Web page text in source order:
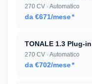
270 CV · Automatico
da €671/mese*
TONALE 1.3 Plug-
270 CV · Automatico
da €702/mese*